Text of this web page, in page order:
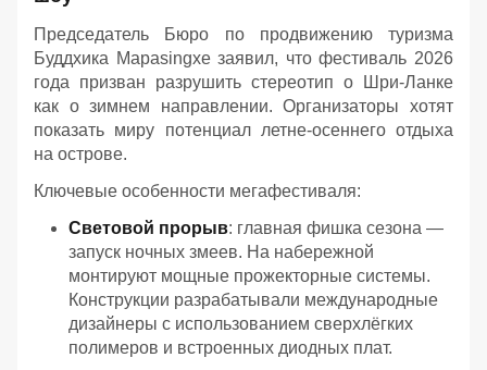
Председатель Бюро по продвижению туризма
Буддхика Марasingхе заявил, что фестиваль 2026
года призван разрушить стереотип о Шри-Ланке
как о зимнем направлении. Организаторы хотят
показать миру потенциал летне-осеннего отдыха
на острове.
Ключевые особенности мегафестиваля:
Световой прорыв: главная фишка сезона —
запуск ночных змеев. На набережной
монтируют мощные прожекторные системы.
Конструкции разрабатывали международные
дизайнеры с использованием сверхлёгких
полимеров и встроенных диодных плат.